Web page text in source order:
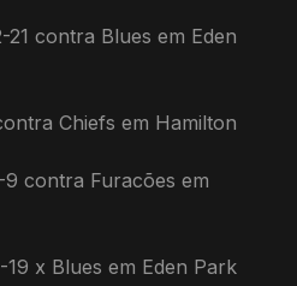
contra Blues em Eden
Chiefs em Hamilton
9 contra Furacões em
x Blues em Eden Park